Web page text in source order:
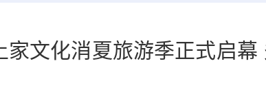
家文化消夏旅游季正式启幕